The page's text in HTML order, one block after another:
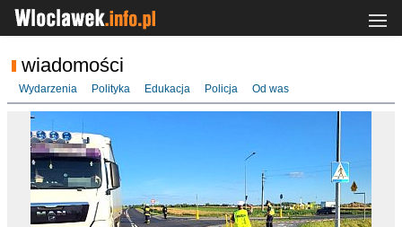
wiadomości
Wydarzenia Polityka Edukacja Policja Od was